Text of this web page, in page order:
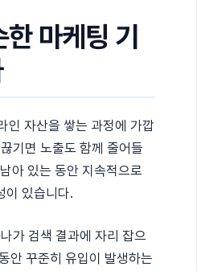
마케팅 기
인 자산을 쌓는 과정에 가깝
기면 노출도 함께 줄어들
아 있는 동안 지속적으로
이 있습니다.
가 검색 결과에 자리 잡으
안 꾸준히 유입이 발생하는